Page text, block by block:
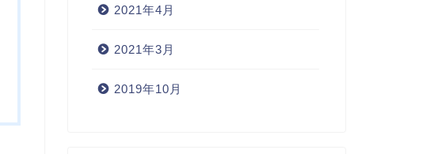
2021年4月
2021年3月
2019年10月